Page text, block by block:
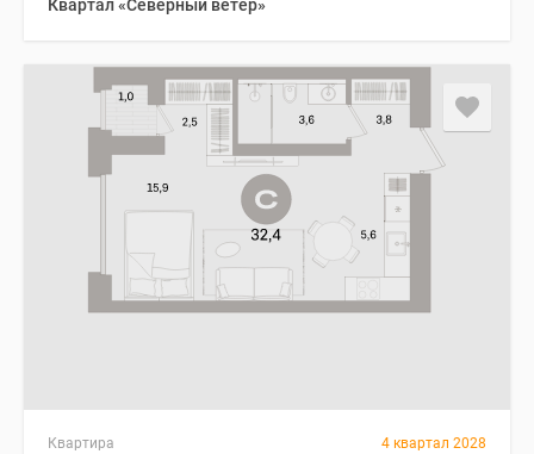
Квартал «Северный ветер»
Квартира 4 квартал 2028